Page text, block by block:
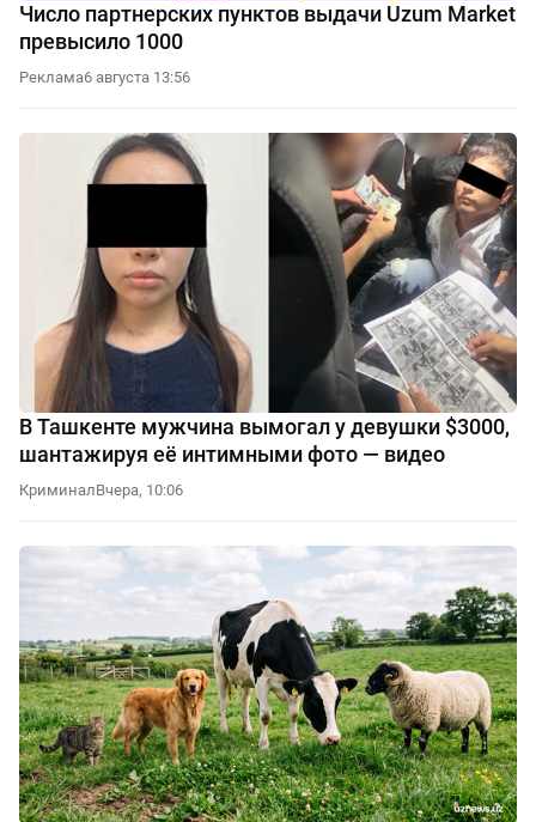
Число партнерских пунктов выдачи Uzum Market
превысило 1000
Реклама6 августа 13:56
В Ташкенте мужчина вымогал у девушки $3000,
шантажируя её интимными фото — видео
КриминалВчера, 10:06